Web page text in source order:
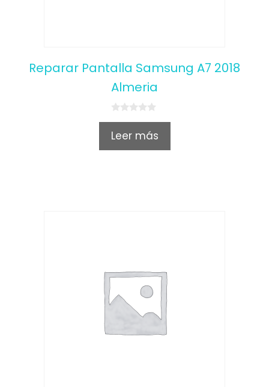
Reparar Pantalla Samsung A7 2018
Almeria
0
u
Leer más